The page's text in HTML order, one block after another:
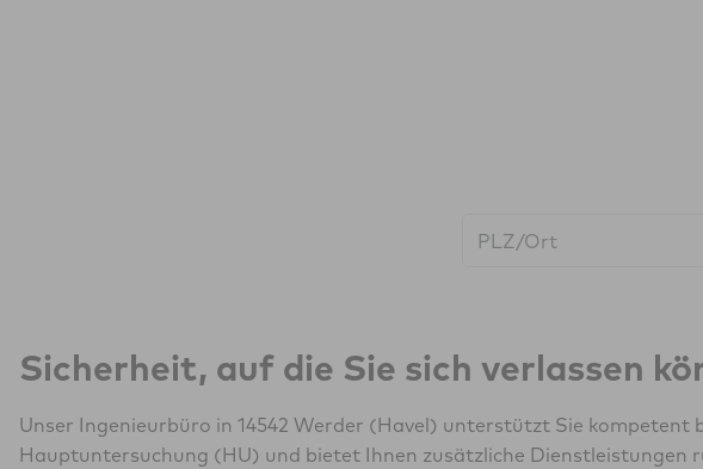
Sicherheit, auf die Sie sich verlassen
Unser Ingenieurbüro in 14542 Werder (Havel) unterstützt Sie kompetent
Hauptuntersuchung (HU) und bietet Ihnen zusätzliche Dienstleistungen